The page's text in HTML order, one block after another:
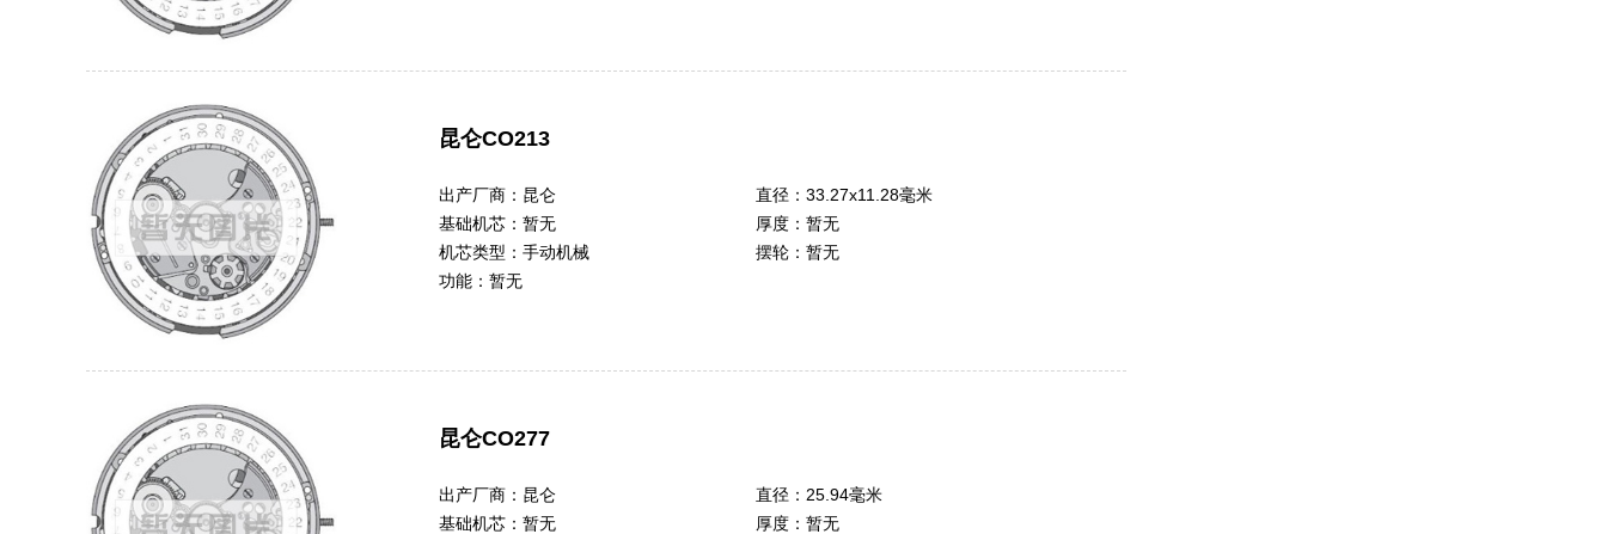
昆仑CO213
出产厂商： 昆仑 直径： 33.27x11.28毫米
基础机芯： 暂无 厚度： 暂无
机芯类型： 手动机械 摆轮： 暂无
功能： 暂无
昆仑CO277
出产厂商： 昆仑 直径： 25.94毫米
基础机芯： 暂无 厚度： 暂无